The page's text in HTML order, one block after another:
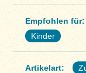
Empfohlen für:
Kinder
Artikelart: